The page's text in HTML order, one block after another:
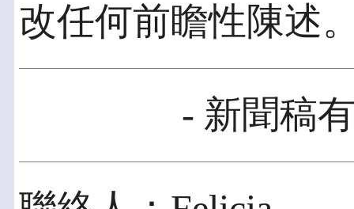
改任何前瞻性陳述
- 新聞稿